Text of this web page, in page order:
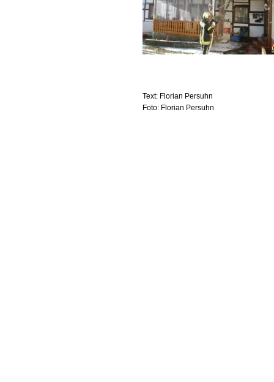
Text: Florian Persuhn
Foto: Florian Persuhn